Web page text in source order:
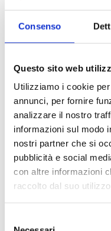
Consenso
Questo sito web
Utilizziamo i cookie
annunci, per fornire
analizzare il nostro
informazioni sul modo
nostri partner che si
pubblicità e social
con altre informazioni
raccolto dal suo